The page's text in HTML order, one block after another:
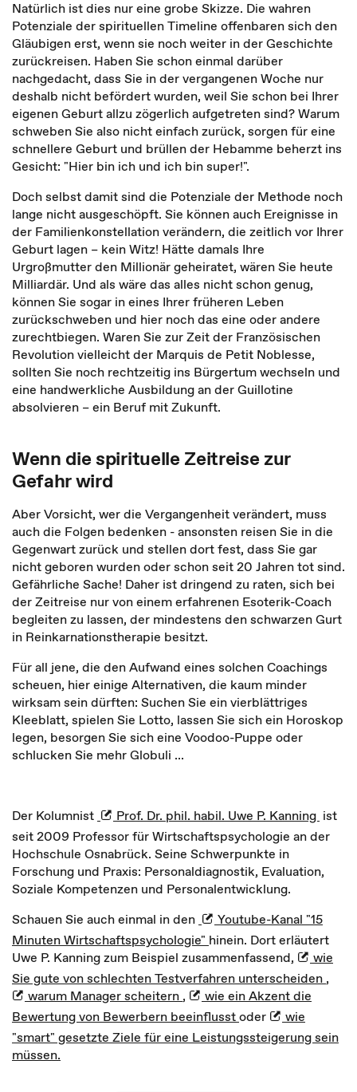
Natürlich ist dies nur eine grobe Skizze. Die wahren
Potenziale der spirituellen Timeline offenbaren sich den
Gläubigen erst, wenn sie noch weiter in der Geschichte
zurückreisen. Haben Sie schon einmal darüber
nachgedacht, dass Sie in der vergangenen Woche nur
deshalb nicht befördert wurden, weil Sie schon bei Ihrer
eigenen Geburt allzu zögerlich aufgetreten sind? Warum
schweben Sie also nicht einfach zurück, sorgen für eine
schnellere Geburt und brüllen der Hebamme beherzt ins
Gesicht: "Hier bin ich und ich bin super!".
Doch selbst damit sind die Potenziale der Methode noch
lange nicht ausgeschöpft. Sie können auch Ereignisse in
der Familienkonstellation verändern, die zeitlich vor Ihrer
Geburt lagen – kein Witz! Hätte damals Ihre
Urgroßmutter den Millionär geheiratet, wären Sie heute
Milliardär. Und als wäre das alles nicht schon genug,
können Sie sogar in eines Ihrer früheren Leben
zurückschweben und hier noch das eine oder andere
zurechtbiegen. Waren Sie zur Zeit der Französischen
Revolution vielleicht der Marquis de Petit Noblesse,
sollten Sie noch rechtzeitig ins Bürgertum wechseln und
eine handwerkliche Ausbildung an der Guillotine
absolvieren – ein Beruf mit Zukunft.
Wenn die spirituelle Zeitreise zur
Gefahr wird
Aber Vorsicht, wer die Vergangenheit verändert, muss
auch die Folgen bedenken - ansonsten reisen Sie in die
Gegenwart zurück und stellen dort fest, dass Sie gar
nicht geboren wurden oder schon seit 20 Jahren tot sind.
Gefährliche Sache! Daher ist dringend zu raten, sich bei
der Zeitreise nur von einem erfahrenen Esoterik-Coach
begleiten zu lassen, der mindestens den schwarzen Gurt
in Reinkarnationstherapie besitzt.
Für all jene, die den Aufwand eines solchen Coachings
scheuen, hier einige Alternativen, die kaum minder
wirksam sein dürften: Suchen Sie ein vierblättriges
Kleeblatt, spielen Sie Lotto, lassen Sie sich ein Horoskop
legen, besorgen Sie sich eine Voodoo-Puppe oder
schlucken Sie mehr Globuli ...
Der Kolumnist Prof. Dr. phil. habil. Uwe P. Kanning ist
seit 2009 Professor für Wirtschaftspsychologie an der
Hochschule Osnabrück. Seine Schwerpunkte in
Forschung und Praxis: Personaldiagnostik, Evaluation,
Soziale Kompetenzen und Personalentwicklung.
Schauen Sie auch einmal in den
Youtube-Kanal "15
Minuten Wirtschaftspsychologie" hinein. Dort erläutert
Uwe P. Kanning zum Beispiel zusammenfassend,
wie
Sie gute von schlechten Testverfahren unterscheiden ,
warum Manager scheitern ,
wie ein Akzent die
Bewertung von Bewerbern beeinflusstoder
wie
"smart" gesetzte Ziele für eine Leistungssteigerung sein
müssen.